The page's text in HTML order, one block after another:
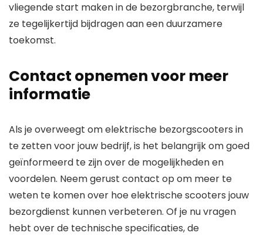
vliegende start maken in de bezorgbranche, terwijl
ze tegelijkertijd bijdragen aan een duurzamere
toekomst.
Contact opnemen voor meer
informatie
Als je overweegt om elektrische bezorgscooters in
te zetten voor jouw bedrijf, is het belangrijk om goed
geïnformeerd te zijn over de mogelijkheden en
voordelen. Neem gerust contact op om meer te
weten te komen over hoe elektrische scooters jouw
bezorgdienst kunnen verbeteren. Of je nu vragen
hebt over de technische specificaties, de